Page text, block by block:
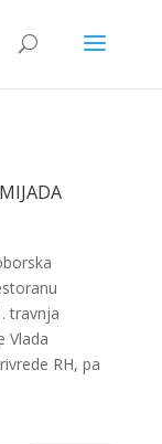
travnja
Vlada
RH, pa